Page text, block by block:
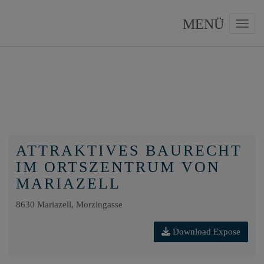
ATTRAKTIVES BAURECHT
IM ORTSZENTRUM VON
MARIAZELL
8630 Mariazell, Morzingasse
Download Expose